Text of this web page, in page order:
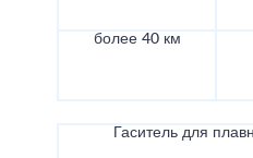
более 40 км
Гаситель для